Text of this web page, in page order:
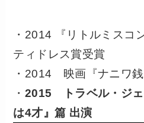
・2014 『リトルミスコ
ティドレス賞受賞
・2014 映画『ナニワ
・ 2015 トラベル・ジェ
は4才』篇 出演